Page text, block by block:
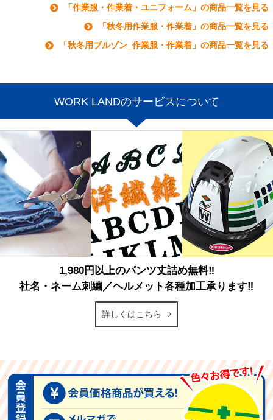
「作業服・作業着・ユニフォーム」の商品一覧を見る
「秋冬用作業服・作業着」の商品一覧を見る
「秋冬用ブルゾン_作業服・作業着」の商品一覧を見る
WORK LANDのサービスについて
1,980円以上のパンツ丈詰め無料‼
社名・ネーム刺繍／ヘルメット各種加工承ります‼
詳しくはこちら